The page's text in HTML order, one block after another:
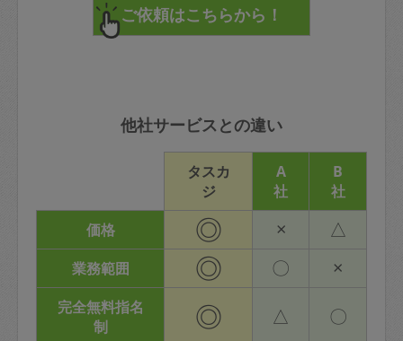
他社サービスとの違い
タスカ
ジ
A
社
B
社
価格
◎ × △
業務範囲 ◎ 〇 ×
完全無料指名
制
◎ △ 〇